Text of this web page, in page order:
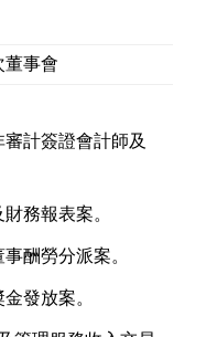
董事會
審計簽證會計師及
務報表案。
酬勞分派案。
發放案。